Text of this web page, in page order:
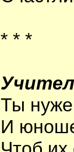
* * *
Ты
И